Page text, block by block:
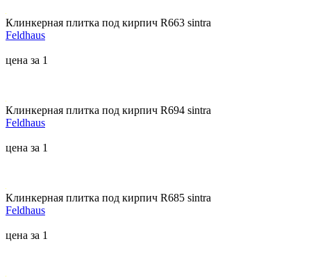
Клинкерная плитка под кирпич R663 sintra
Feldhaus
цена за 1
Клинкерная плитка под кирпич R694 sintra
Feldhaus
цена за 1
Клинкерная плитка под кирпич R685 sintra
Feldhaus
цена за 1